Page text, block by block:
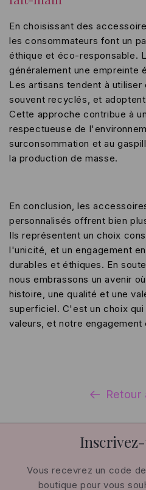
En choisissant des
les consommateurs font un
éthique et éco-responsable.
généralement une empreinte
Les artisans tendent à utiliser
souvent recyclés, et
Cette approche contribue à
respectueuse de
surconsommation et au
la production de masse.
En conclusion, les
personnalisés offrent bien
Ils représentent un choix
l'unicité, et un engagement
durables et éthiques. En
nous embrassons un avenir
histoire, une qualité et une
superficiel. C'est un choix
valeurs, et notre engagement
Retour
Vous recevrez un code
boutique pour vous